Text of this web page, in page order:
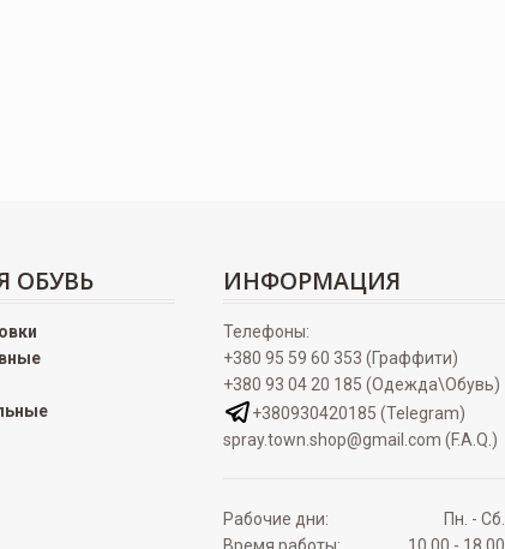
ОБУВЬ ИНФОРМАЦИЯ
Телефоны:
+380 95 59 60 353 (Граффити)
+380 93 04 20 185 (Одежда\Обувь)
+380930420185 (Telegram)
spray.town.shop@gmail.com (F.A.Q.)
Рабочие дни:
Пн. - Сб.